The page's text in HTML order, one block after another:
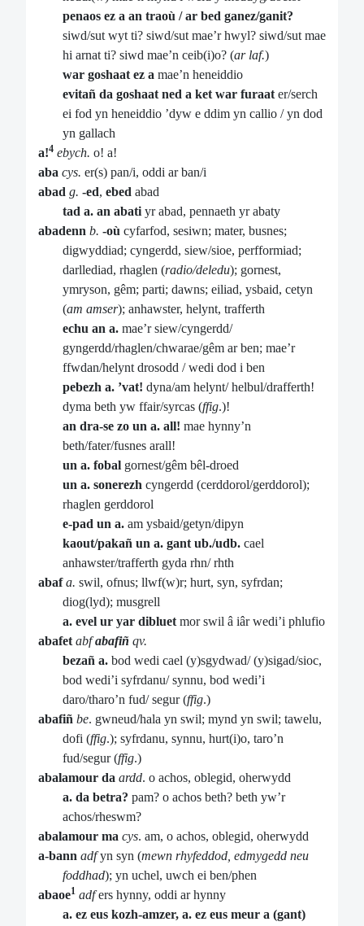
penaos ez a an traoù / ar bed ganez/ganit?
siwd/sut wyt ti? siwd/sut mae’r hwyl? siwd/sut mae
hi arnat ti? siwd mae’n ceib(i)o? (ar laf.)
war goshaat ez a mae’n heneiddio
evitañ da goshaat ned a ket war furaat er/serch
ei fod yn heneiddio ’dyw e ddim yn callio / yn dod
yn gallach
a!4 ebych. o! a!
aba cys. er(s) pan/i, oddi ar ban/i
abad g. -ed, ebed abad
tad a. an abati yr abad, pennaeth yr abaty
abadenn b. -où cyfarfod, sesiwn; mater, busnes;
digwyddiad; cyngerdd, siew/sioe, perfformiad;
darllediad, rhaglen (radio/deledu); gornest,
ymryson, gêm; parti; dawns; eiliad, ysbaid, cetyn
(am amser); anhawster, helynt, trafferth
echu an a. mae’r siew/cyngerdd/
gyngerdd/rhaglen/chwarae/gêm ar ben; mae’r
ffwdan/helynt drosodd / wedi dod i ben
pebezh a. ’vat! dyna/am helynt/ helbul/drafferth!
dyma beth yw ffair/syrcas (ffig.)!
an dra-se zo un a. all! mae hynny’n
beth/fater/fusnes arall!
un a. fobal gornest/gêm bêl-droed
un a. sonerezh cyngerdd (cerddorol/gerddorol);
rhaglen gerddorol
e-pad un a. am ysbaid/getyn/dipyn
kaout/pakañ un a. gant ub./udb. cael
anhawster/trafferth gyda rhn/ rhth
abaf a. swil, ofnus; llwf(w)r; hurt, syn, syfrdan;
diog(lyd); musgrell
a. evel ur yar dibluet mor swil â iâr wedi’i phlufio
abafet abfabafiñ qv.
bezañ a. bod wedi cael (y)sgydwad/ (y)sigad/sioc,
bod wedi’i syfrdanu/ synnu, bod wedi’i
daro/tharo’n fud/ segur (ffig.)
abafiñ be. gwneud/hala yn swil; mynd yn swil; tawelu,
dofi (ffig.); syfrdanu, synnu, hurt(i)o, taro’n
fud/segur (ffig.)
abalamour da ardd. o achos, oblegid, oherwydd
a. da betra? pam? o achos beth? beth yw’r
achos/rheswm?
abalamour ma cys. am, o achos, oblegid, oherwydd
a-bann adfyn syn (mewn rhyfeddod, edmygedd neu
foddhad); yn uchel, uwch ei ben/phen
abaoe1 adfers hynny, oddi ar hynny
a. ez eus kozh-amzer, a. ez eus meur a (gant)